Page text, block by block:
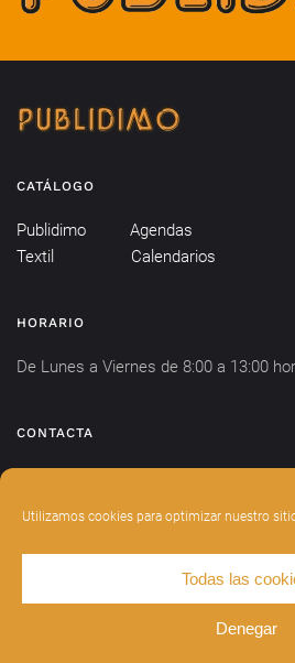
Utilizamos cookies para optimizar nuestro
Todas las
Denegar
CATÁLOGO
Publidimo
Agendas
Textil
Calendarios
HORARIO
De Lunes a Viernes de 8:00 a 13:00
CONTACTA
POLÍTICA DE